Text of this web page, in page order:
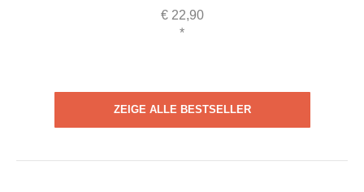
€ 22,90
*
ZEIGE ALLE BESTSELLER